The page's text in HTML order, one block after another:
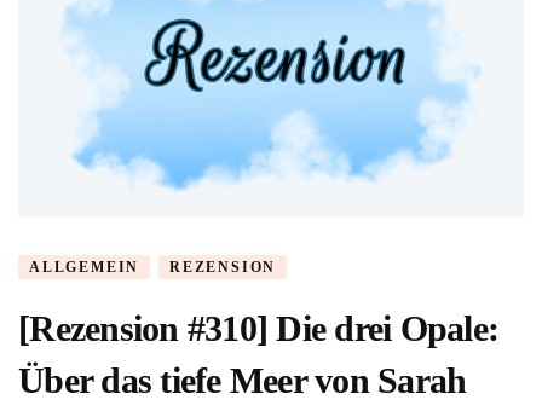
ALLGEMEIN REZENSION
[Rezension #310] Die drei Opale:
Über das tiefe Meer von Sarah